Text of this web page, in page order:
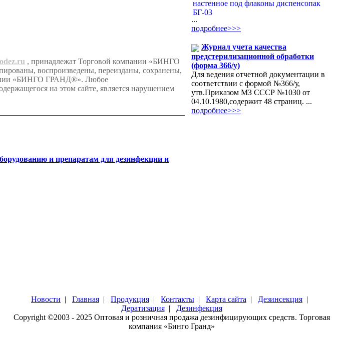
, принадлежат Торговой компании «БИНГО
воспроизведены, переизданы, сохранены,
«БИНГО ГРАНД®». Любое
на этом сайте, является нарушением
и препаратам для дезинфекции и
...
подробнее>>>
Журнал учета качества
предстерилизационной обработки
(форма 366/у)
Для ведения отчетной документации в
соответствии с формой №366/у,
утв.Приказом МЗ СССР №1030 от
04.10.1980,содержит 48 страниц. ...
подробнее>>>
Новости | Главная | Продукция | Контакты | Карта сайта | Дезинсекция |
Дератизация| Дезинфекция
Copyright ©2003 - 2025 Оптовая и розничная продажа дезинфицирующих средств. Торговая
компания «Бинго Гранд»